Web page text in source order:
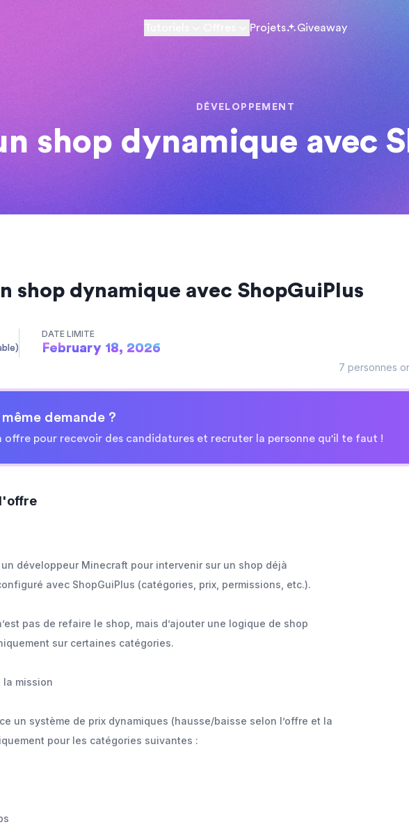
Projets Giveaway
DÉVELOPPEMENT
shop dynamique avec
shop dynamique avec ShopGuiPlus
DATE LIMITE
February 18, 2026
7 personnes
même demande ?
offre pour recevoir des candidatures et recruter la personne qu'il te faut !
développeur Minecraft pour intervenir sur un shop déjà
avec ShopGuiPlus (catégories, prix, permissions, etc.).
pas de refaire le shop, mais d’ajouter une logique de shop
sur certaines catégories.
la mission
un système de prix dynamiques (hausse/baisse selon l’offre et la
pour les catégories suivantes :